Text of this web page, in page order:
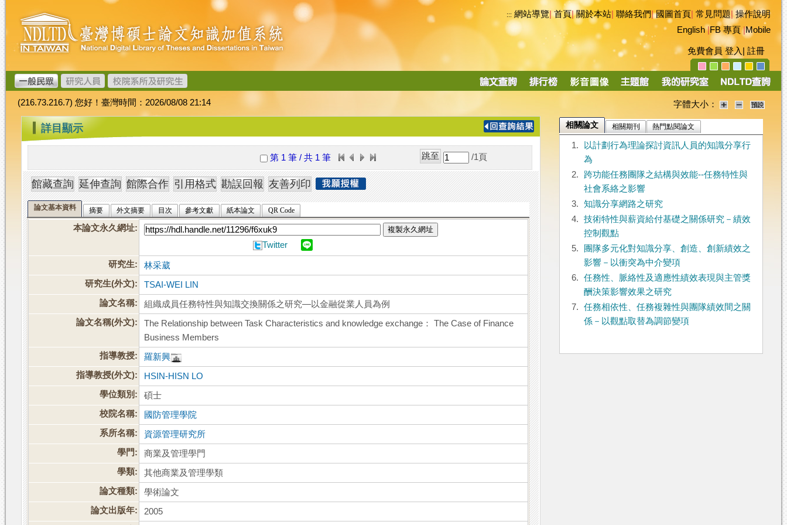
跳
到
主
要
內
容
臺
灣
博
碩
士
論
文
加
值
系
統
::: 網站導覽|首頁|關於本站 聯絡我們|國圖首頁 常見問題|操作說明
English|FB 專頁|Mobile
免費會員 登入 註冊
導
(216.73.216.7) 您好！臺灣時間：2026/08/08 21:14 字體大小：
::: 詳目顯示
第 1 筆 / 共 1 筆 /1 頁
論文基本資料 摘要 外文摘要 目次 參考文獻 紙本論文 QR Code
本論文永久網址: 複製永久網址
Twitter
研究生:
林采葳
研究生(外文):
TSAI-WEI LIN
論文名稱:
組織成員任務特性與知識交換關係之研究—以金融從業人員為例
論文名稱(外文):
The Relationship between Task Characteristics and knowledge exchange： The Case of Finance
Business Members
指導教授:
羅新興
指導教授(外文):
HSIN-HISN LO
學位類別:
碩士
校院名稱:
國防管理學院
系所名稱:
資源管理研究所
學門:
商業及管理學門
學類:
其他商業及管理學類
論文種類:
學術論文
論文出版年:
2005
相關論文 相關期刊 熱門點閱論文
1.
以計劃行為理論探討資訊人員的知識分享行
為
2.
跨功能任務團隊之結構與效能--任務特性與
社會系絡之影響
3.
知識分享網路之研究
4.
技術特性與薪資給付基礎之關係研究－績效
控制觀點
5.
團隊多元化對知識分享、創造、創新績效之
影響－以衝突為中介變項
6.
任務性、脈絡性及適應性績效表現與主管獎
酬決策影響效果之研究
7.
任務相依性、任務複雜性與團隊績效間之關
係－以觀點取替為調節變項